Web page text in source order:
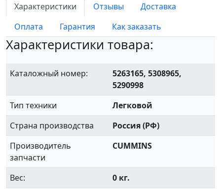
Характеристики Отзывы
Доставка
Оплата
Гарантия Как заказать
Характеристики товара:
Каталожный номер:
5263165, 5308965,
5290998
Тип техники
Легковой
Страна производства
Россия (РФ)
Производитель
запчасти
CUMMINS
Вес:
0 кг.